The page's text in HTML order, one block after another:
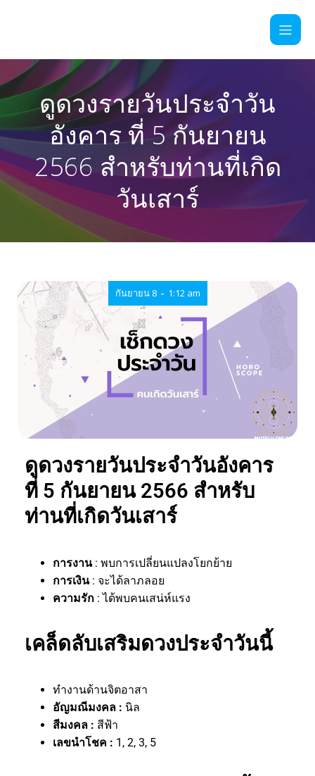
ดูดวงรายวันประจำวัน
อังคาร ที่ 5 กันยายน
2566 สำหรับท่านที่เกิด
วันเสาร์
กันยายน 8 - 1:12 am
ดูดวงรายวันประจำวันอังคาร
ที่ 5 กันยายน 2566 สำหรับ
ท่านที่เกิดวันเสาร์
การงาน : พบการเปลี่ยนแปลงโยกย้าย
การเงิน : จะได้ลาภลอย
ความรัก : ได้พบคนเสน่ห์แรง
เคล็ดลับเสริมดวงประจำวันนี้
ทำงานด้านจิตอาสา
อัญมณีมงคล : นิล
สีมงคล : สีฟ้า
เลขนำโชค : 1, 2, 3, 5